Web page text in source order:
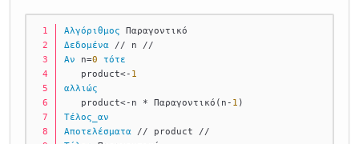
Αλγόριθμος Παραγοντικό
Δεδομένα // n //
Αν n=0
τότε
product<- 1
αλλιώς
product<-n * Παραγοντικό(n- 1 )
Τέλος_αν
Αποτελέσματα // product //